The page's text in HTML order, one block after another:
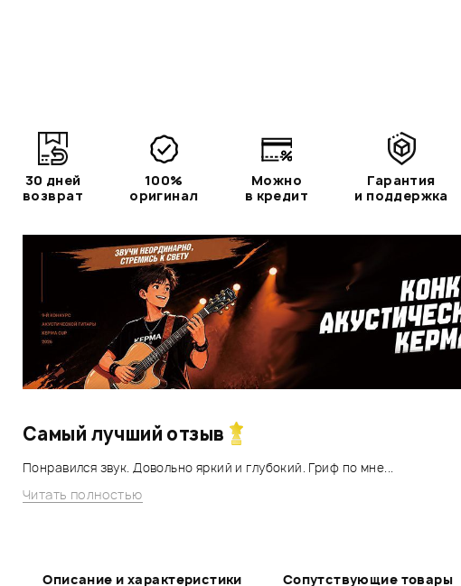
30 дней
возврат
100%
оригинал
Можно
в кредит
Гарантия
и поддержка
Самый лучший отзыв
Понравился звук. Довольно яркий и глубокий. Гриф по мне...
Читать полностью
Описание и характеристики Сопутствующие товары